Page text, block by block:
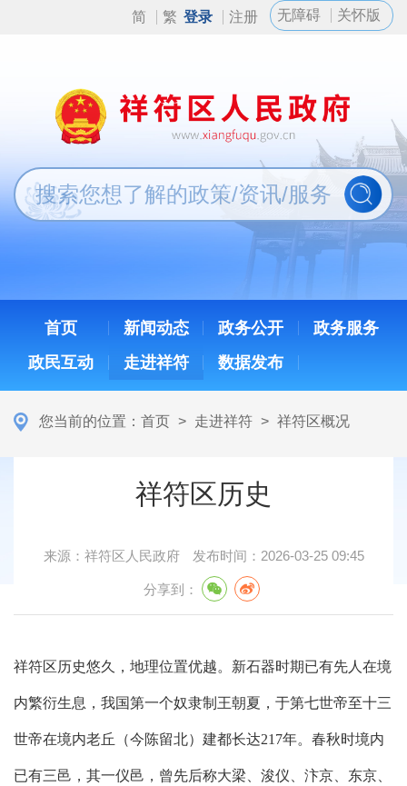
简 繁 登录 注册 无障碍 关怀版
首页 新闻动态 政务公开
政务服务
政民互动
走进祥符 数据发布
您当前的位置： 首页 > 走进祥符 > 祥符区概况
祥符区历史
来源： 祥符区人民政府 发布时间： 2026-03-25 09:45
分享到：
祥符区历史悠久，地理位置优越。新石器时期已有先人在境
内繁衍生息，我国第一个奴隶制王朝夏，于第七世帝至十三
世帝在境内老丘（今陈留北）建都长达217年。春秋时境内
已有三邑，其一仪邑，曾先后称大梁、浚仪、汴京、东京、